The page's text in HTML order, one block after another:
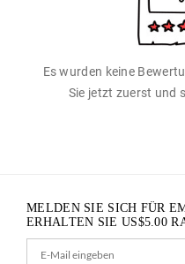
Es wurden keine
Sie jetzt zuerst und
MELDEN SIE SICH FÜR
ERHALTEN SIE US$5.00